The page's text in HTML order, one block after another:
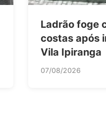
Ladrão foge
costas após
Vila Ipiranga
07/08/2026